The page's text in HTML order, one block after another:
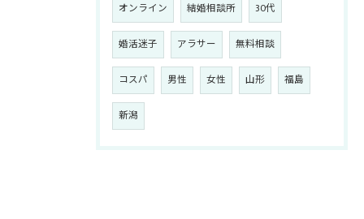
オンライン 結婚相談所 30代
婚活迷子 アラサー 無料相談
コスパ 男性 女性 山形 福島
新潟